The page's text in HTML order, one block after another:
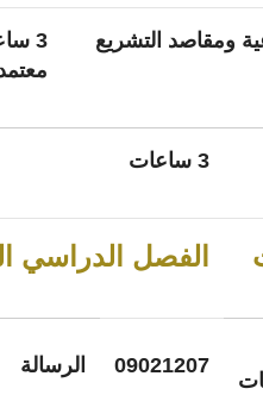
ومقاصد التشريع
3
3 ساعات
الفصل الدراسي
09021207 الرسالة